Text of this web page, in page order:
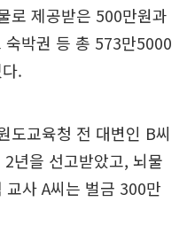
로 제공받은 500만원과
박권 등 총 573만5000
.
도교육청 전 대변인 B씨
년을 선고받았고, 뇌물
사 A씨는 벌금 300만